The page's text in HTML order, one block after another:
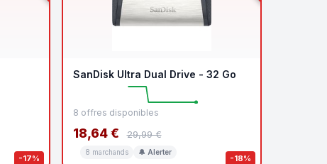
-17% -18%
SanDisk Ultra Dual Drive - 32 Go
8 offres disponibles
18,64 € 29,99 €
8 marchands 🔔 Alerter